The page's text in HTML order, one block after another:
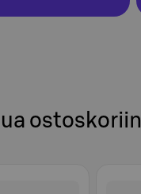
ostoskoriin